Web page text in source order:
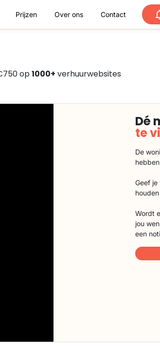
Prijzen Over ons Contact
op1000+ verhuurwebsites
Dé
te
De
Geef
Wordt
jou
een